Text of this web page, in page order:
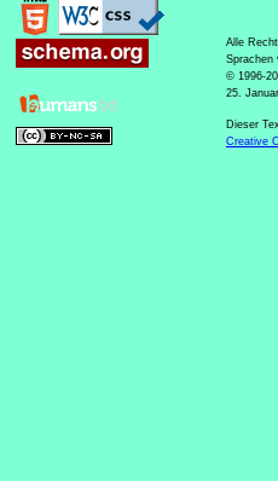
Alle
Sprachen
© 1996-
25.
Dieser
Creative